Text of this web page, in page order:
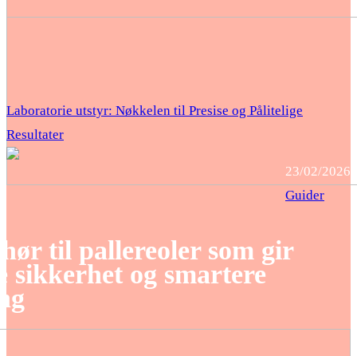
Laboratorie utstyr: Nøkkelen til Presise og Pålitelige
Resultater
23/02/2026
Guider
til pallereoler som gir
sikkerhet og smartere